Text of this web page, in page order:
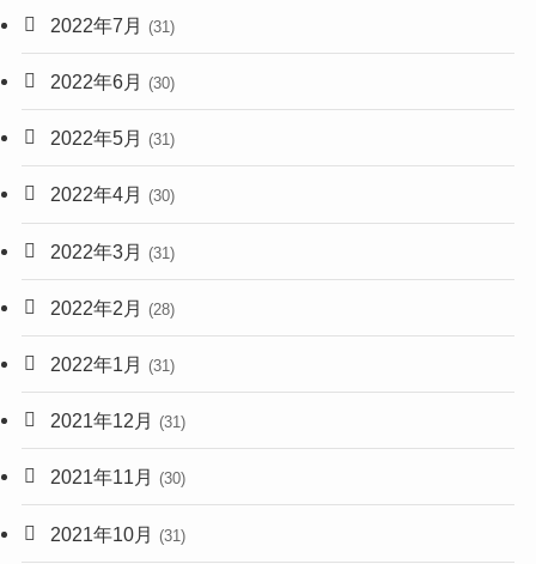
2022年7月 (31)
2022年6月 (30)
2022年5月 (31)
2022年4月 (30)
2022年3月 (31)
2022年2月 (28)
2022年1月 (31)
2021年12月 (31)
2021年11月 (30)
2021年10月 (31)